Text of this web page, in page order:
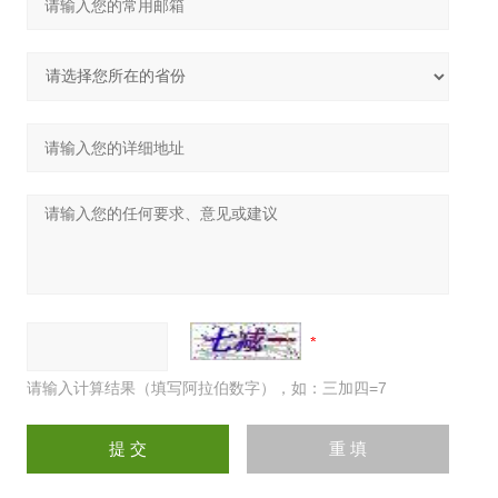
请输入计算结果（填写阿拉伯数字），如：三加四=7